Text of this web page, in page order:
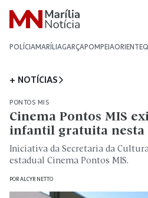
POLÍCIAMARÍLIAGARÇAPOMPEIAORIENTE
+ NOTÍCIAS
PONTOS MIS
Cinema Pontos MIS
infantil gratuita nesta
Iniciativa da Secretaria da
estadual Cinema Pontos MIS.
PORALCYR NETTO